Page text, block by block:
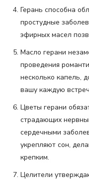
Герань способна
простудные
эфирных масел
Масло герани
проведения
несколько капель,
вашу каждую
Цветы герани
страдающих
сердечными
укрепляют сон,
крепким.
Целители